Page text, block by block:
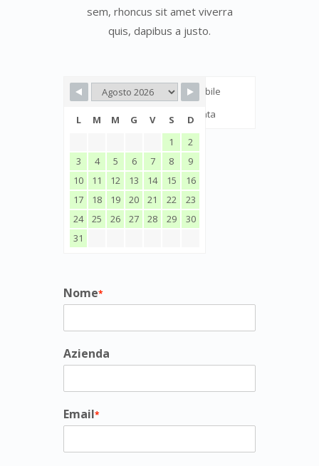
sem, rhoncus sit amet viverra
quis, dapibus a justo.
Disponibile
Prenotata
L M M G V S
D
1
2
3
4 5 6 7 8
9
10
11 12 13 14 15
16
17
18 19 20 21 22
23
24
25 26 27 28 29
30
31
Nome*
Azienda
Email*